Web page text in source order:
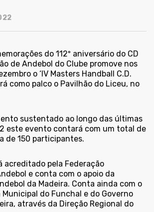
do 112º aniversário do CD
de Andebol do Clube promove nos
o ‘IV Masters Handball C.D.
como palco o Pavilhão do Liceu, no
sustentado ao longo das últimas
este evento contará com um total de
de 150 participantes.
acreditado pela Federação
e conta com o apoio da
da Madeira. Conta ainda com o
Municipal do Funchal e do Governo
através da Direção Regional do